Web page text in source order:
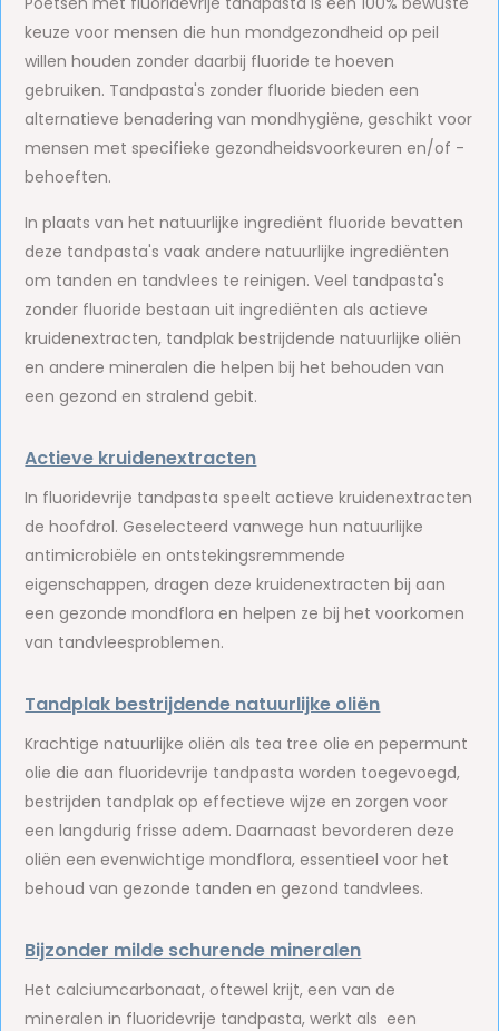
keuze voor mensen die hun mondgezondheid op peil
willen houden zonder daarbij fluoride te hoeven
gebruiken. Tandpasta's zonder fluoride bieden een
alternatieve benadering van mondhygiëne, geschikt voor
mensen met specifieke gezondheidsvoorkeuren en/of -
behoeften.
In plaats van het natuurlijke ingrediënt fluoride bevatten
deze tandpasta's vaak andere natuurlijke ingrediënten
om tanden en tandvlees te reinigen. Veel tandpasta's
zonder fluoride bestaan uit ingrediënten als actieve
kruidenextracten, tandplak bestrijdende natuurlijke oliën
en andere mineralen die helpen bij het behouden van
een gezond en stralend gebit.
Actieve kruidenextracten
In fluoridevrije tandpasta speelt actieve kruidenextracten
de hoofdrol. Geselecteerd vanwege hun natuurlijke
antimicrobiële en ontstekingsremmende
eigenschappen, dragen deze kruidenextracten bij aan
een gezonde mondflora en helpen ze bij het voorkomen
van tandvleesproblemen.
Tandplak bestrijdende natuurlijke oliën
Krachtige natuurlijke oliën als tea tree olie en pepermunt
olie die aan fluoridevrije tandpasta worden toegevoegd,
bestrijden tandplak op effectieve wijze en zorgen voor
een langdurig frisse adem. Daarnaast bevorderen deze
oliën een evenwichtige mondflora, essentieel voor het
behoud van gezonde tanden en gezond tandvlees.
Bijzonder milde schurende mineralen
Het calciumcarbonaat, oftewel krijt, een van de
mineralen in fluoridevrije tandpasta, werkt als een